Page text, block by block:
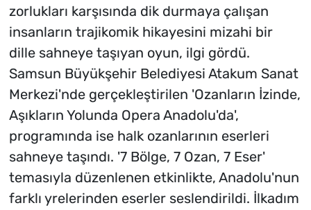
zorlukları karşısında dik durmaya çalışan
insanların trajikomik hikayesini mizahi bir
dille sahneye taşıyan oyun, ilgi gördü.
Samsun Büyükşehir Belediyesi Atakum Sanat
Merkezi'nde gerçekleştirilen 'Ozanların İzinde,
Aşıkların Yolunda Opera Anadolu'da',
programında ise halk ozanlarının eserleri
sahneye taşındı. '7 Bölge, 7 Ozan, 7 Eser'
temasıyla düzenlenen etkinlikte, Anadolu'nun
farklı yrelerinden eserler seslendirildi. İlkadım